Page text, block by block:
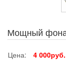
Мощный
Цена: 4 000руб.